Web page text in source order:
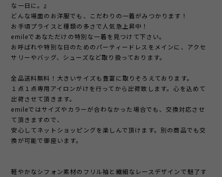
な一日に。』
どんな場面のお洋服でも、こだわりの一着がみつかります！
お手頃プライスと種類の多さで人気急上昇中！
emileであなただけの特別な一着を見つけて下さい。
お呼ばれや特別な日のためのパーティードレスをメインに、アクセ
サリーやバッグ、シューズなど取り扱っております。
全品送料無料！大きいサイズも豊富に取りそろえております。
１点１点専用アイロンがけを行ってから出荷致します。心を込めて
出荷させて頂きます。
emileではサイズやカラーが合わなかった場合でも、交換対応させ
て頂きますので、
安心してネットショッピングを楽しんで頂けます。別の商品でも交
換が可能で御座います。
軽やかなシフォン素材のフリル袖と繊細なレースデザインで魅了す